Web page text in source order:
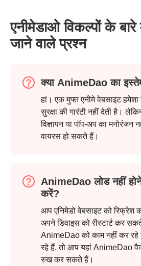
एनीमेडाओ विकल्पों के
जाने वाले प्रश्न
क्या AnimeDao का
हां। एक मुफ्त एनीमे वेबसाइट
सुरक्षा की गारंटी नहीं देती है।
विज्ञापन या पॉप-अप का मनोरंजन
वायरस हो सकते हैं।
AnimeDao लोड नहीं
करें?
आप एनिमेडो वेबसाइट को
अपने डिवाइस को रीस्टार्ट कर
AnimeDao को काम नहीं कर रहे
रहे हैं, तो आप यहां AnimeDao
रुख कर सकते हैं।